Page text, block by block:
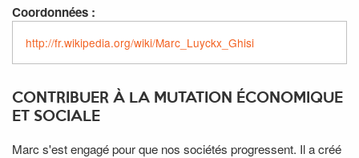
Coordonnées :
http://fr.wikipedia.org/wiki/Marc_Luyckx_Ghisi
CONTRIBUER À LA MUTATION ÉCONOMIQUE
ET SOCIALE
Marc s'est engagé pour que nos sociétés progressent. Il a créé